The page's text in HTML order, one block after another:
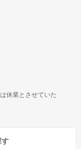
休業とさせていた
す